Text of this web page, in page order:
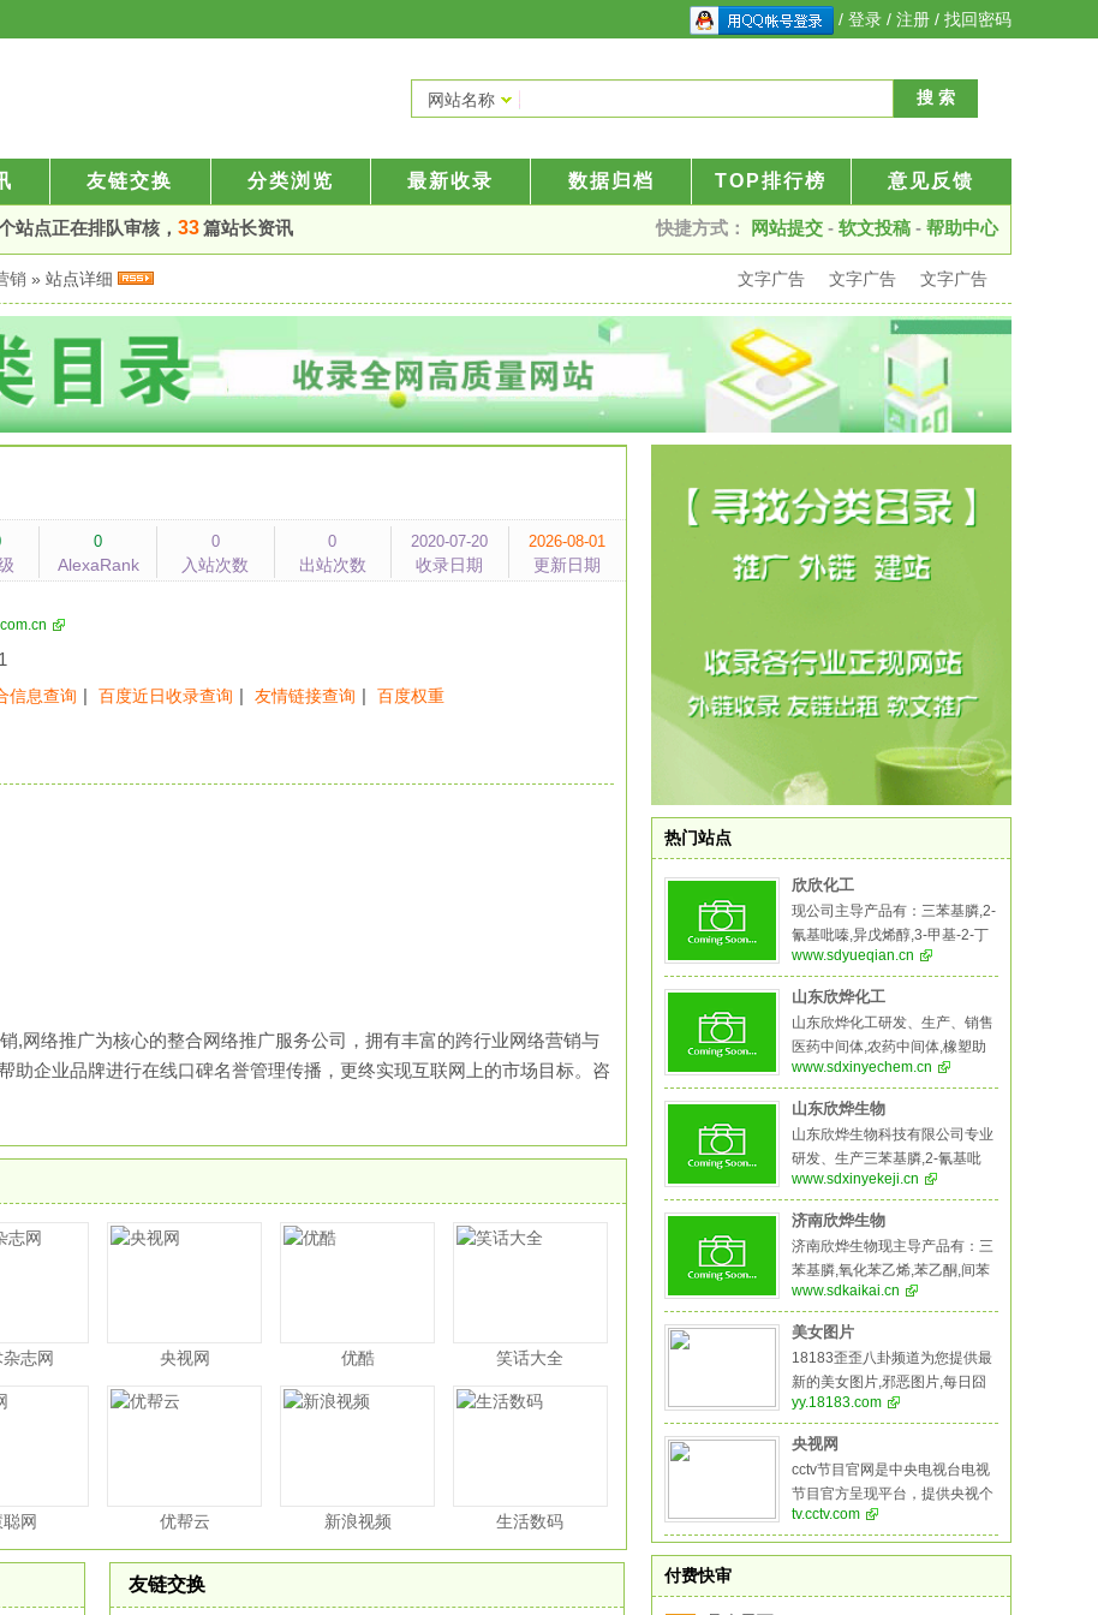
/ 登录 / 注册 / 找回密码
网站名称
友链交换 分类浏览 最新收录 数据归档 TOP排行榜 意见反馈
站点正在排队审核， 33篇站长资讯 快捷方式： 网站提交 - 软文投稿 - 帮助中心
文字广告 文字广告 文字广告
销 » 站点详细
0
AlexaRank
0
入站次数
0
出站次数
2020-07-20
收录日期
2026-08-01
更新日期
信息查询 | 百度近日收录查询 | 友情链接查询 | 百度权重
,网络推广为核心的整合网络推广服务公司，拥有丰富的跨行业网络营销与
助企业品牌进行在线口碑名誉管理传播，更终实现互联网上的市场目标。咨
志网 央视网 优酷 笑话大全
网 优帮云 新浪视频 生活数码
友链交换
热门站点
欣欣化工
现公司主导产品有：三苯基膦,2-
氰基吡嗪,异戊烯醇,3-甲基-2-丁
烯醇,异佛尔酮,二溴海因,无水叔
醛，5-溴-2-氨基苯甲酸,氧化苯
乙烯,苯乙酮,间苯二甲醚,二甲基
硫醚,异戊烯醛,异戊烯醇,环戊酮,
丙二腈,偶氮二异丁腈,叔丁醇医
药中间体,酚醛树脂等系列产品。
www.sdyueqian.cn
山东欣烨化工
山东欣烨化工研发、生产、销售
医药中间体,农药中间体,橡塑助
剂,阻燃剂,酚醛树脂等系列产品,
www.sdxinyechem.cn
山东欣烨生物
山东欣烨生物科技有限公司专业
研发、生产三苯基膦,2-氰基吡
嗪,氧化苯乙烯,苯乙酮,间苯二甲
烯醛,异戊烯醇,环戊酮,丙二腈,偶
氮二异丁腈,叔丁醇,医药中间
体、农药中间体，阻燃剂,酚醛树
产，销售于一体的综合性化工企
业。
www.sdxinyekeji.cn
济南欣烨生物
济南欣烨生物现主导产品有：三
苯基膦,氧化苯乙烯,苯乙酮,间苯
二甲醚,2-氰基吡嗪,二甲基硫醚,
腈,偶氮二异丁腈,叔丁醇医药中
间体,酚醛树脂,生物制药系列，
医药中间体，化学溶剂系列，阻
燃剂系列，化学试剂系列，颜料
燃料系列，橡胶塑料系列，酚醛
树脂等系列产品
www.sdkaikai.cn
美女图片
18183歪歪八卦频道为您提供最
新的美女图片,邪恶图片,每日囧
图大全，18183歪歪八卦频道让
yy.18183.com
央视网
cctv节目官网是中央电视台电视
节目官方呈现平台，提供央视个
频道的直播、点播、节目预告等
服务，集纳央视所有栏目、电
tv.cctv.com
付费快审